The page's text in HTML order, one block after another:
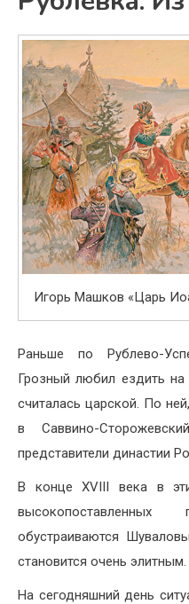
Игорь Машков «Царь
Раньше по Рублево-
Грозный любил ездить
считалась царской. По
в Саввино-
представители династии
В конце XVIII века в
обустраиваются
становится очень элитным.
На сегодняшний день